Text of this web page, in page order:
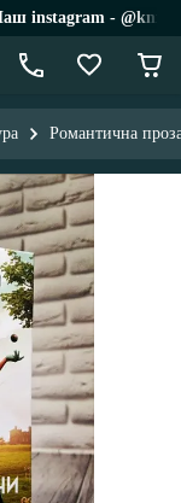
instagram -
Романтична